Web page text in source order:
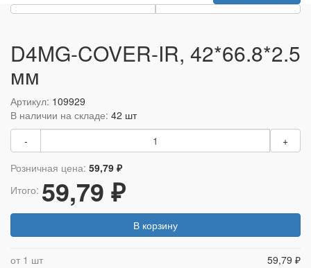
D4MG-COVER-IR, 42*66.8*2.5
мм
Артикул: 109929
В наличии на складе: 42 шт
-
+
Розничная цена: 59,79 ₽
Итого: 59,79 ₽
В корзину
от 1 шт
59,79 ₽